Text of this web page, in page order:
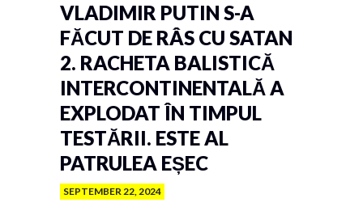
VLADIMIR PUTIN S-A
FĂCUT DE RÂS CU SATAN
2. RACHETA BALISTICĂ
INTERCONTINENTALĂ A
EXPLODAT ÎN TIMPUL
TESTĂRII. ESTE AL
PATRULEA EȘEC
SEPTEMBER 22, 2024